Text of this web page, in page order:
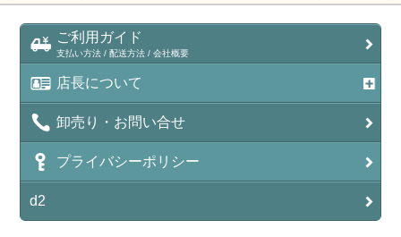
ご利用ガイド
支払い方法 / 配送方法 / 会社概要
店長について
卸売り・お問い合せ
プライバシーポリシー
d2